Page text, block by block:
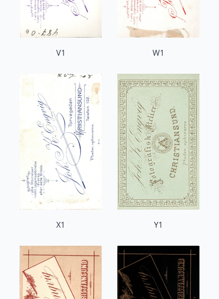
V1 W1
X1 Y1